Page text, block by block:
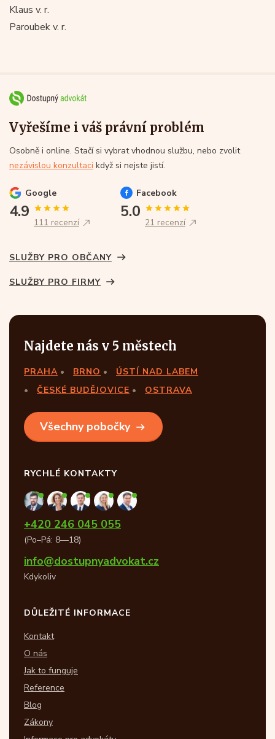
Klaus v. r.
Paroubek v. r.
Vyřešíme i váš právní problém
Osobně i online. Stačí si vybrat vhodnou službu, nebo zvolit
nezávislou konzultaci když si nejste jistí.
Google
4.9
111 recenzí
Facebook
5.0
21 recenzí
SLUŽBY PRO OBČANY
SLUŽBY PRO FIRMY
Najdete nás v 5 městech
PRAHA BRNO
ÚSTÍ NAD LABEM
ČESKÉ BUDĚJOVICE
OSTRAVA
Všechny pobočky
RYCHLÉ KONTAKTY
+420 246 045 055
(Po–Pá: 8—18)
info@dostupnyadvokat.cz
Kdykoliv
DŮLEŽITÉ INFORMACE
Kontakt
O nás
Jak to funguje
Reference
Blog
Zákony